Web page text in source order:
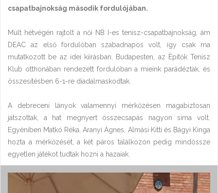
csapatbajnokság második fordulójában.
Múlt hétvégén rajtolt a női NB I-es tenisz-csapatbajnokság, ám
DEAC az első fordulóban szabadnapos volt, így csak ma
mutatkozott be az idei kiírásban. Budapesten, az Építők Tenisz
Klub otthonában rendezett fordulóban a mieink parádéztak, és
összesítésben 6-1-re diadalmaskodtak.
A debreceni lányok valamennyi mérkőzésen magabiztosan
játszottak, a hat megnyert összecsapás nagyon sima volt.
Egyéniben Matkó Réka, Aranyi Ágnes, Almási Kitti és Bágyi Kinga
hozta a mérkőzését, a két páros találkozón pedig mindössze
egyetlen játékot tudtak hozni a hazaiak.